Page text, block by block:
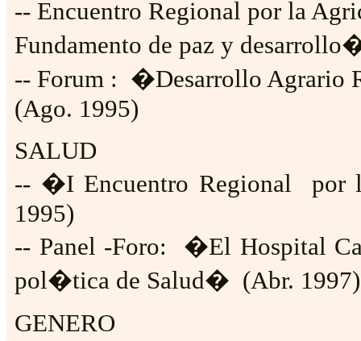
-- Encuentro Regional por la
Fundamento de paz y
-- Forum : �Desarrollo Agrario
(Ago. 1995)
SALUD
-- �I Encuentro Regional por
1995)
-- Panel -Foro:
�El Hospital
pol�tica de Salud� (Abr. 1997)
GENERO